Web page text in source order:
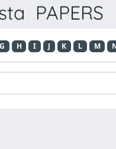
PAPERS
G H I J K L M